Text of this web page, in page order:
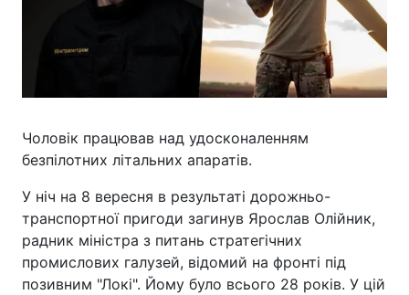
Чоловік працював над удосконаленням
безпілотних літальних апаратів.
У ніч на 8 вересня в результаті дорожньо-
транспортної пригоди загинув Ярослав Олійник,
радник міністра з питань стратегічних
промислових галузей, відомий на фронті під
позивним "Локі". Йому було всього 28 років. У цій